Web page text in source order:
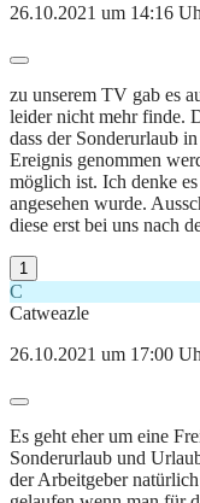
26.10.2021 um 14:16
zu unserem TV gab es
leider nicht mehr finde.
dass der Sonderurlaub
Ereignis genommen
möglich ist. Ich denke
angesehen wurde.
diese erst bei uns nach
1
C
Catweazle
26.10.2021 um 17:00
Es geht eher um eine
Sonderurlaub und
der Arbeitgeber